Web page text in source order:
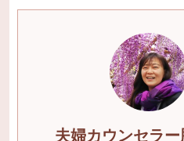
夫婦カウンセラ